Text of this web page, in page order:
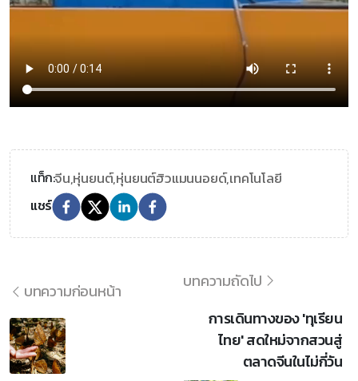
แท็ก:จีน,หุ่นยนต์,หุ่นยนต์ฮิวแมนนอยด์,เทคโนโลยี
แชร์
บทความก่อนหน้า
บทความถัดไป
การเดินทางของ 'ทุเรียน
ไทย' สดใหม่จากสวนสู่
ตลาดจีนในไม่กี่วัน